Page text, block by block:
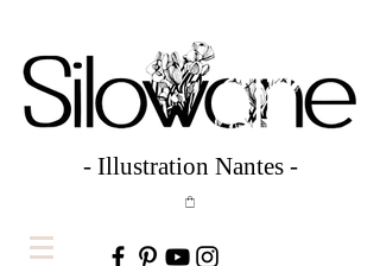
- Illustration Nantes -